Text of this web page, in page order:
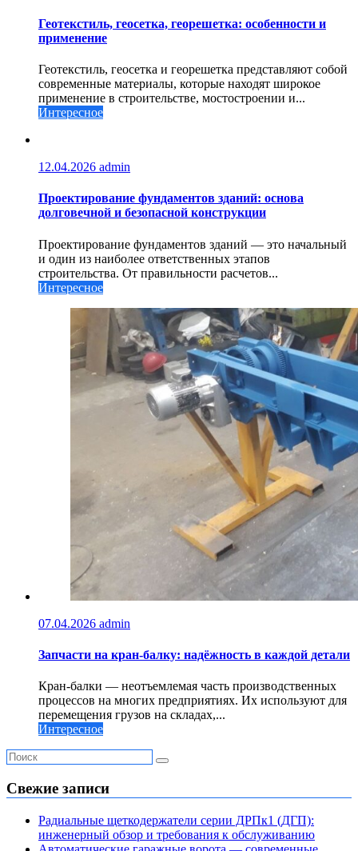
Геотекстиль, геосетка, георешетка: особенности и
применение
Геотекстиль, геосетка и георешетка представляют собой
современные материалы, которые находят широкое
применение в строительстве, мостостроении и...
Интересное
12.04.2026 admin
Проектирование фундаментов зданий: основа
долговечной и безопасной конструкции
Проектирование фундаментов зданий — это начальный
и один из наиболее ответственных этапов
строительства. От правильности расчетов...
Интересное
07.04.2026 admin
Запчасти на кран-балку: надёжность в каждой детали
Кран-балки — неотъемлемая часть производственных
процессов на многих предприятиях. Их используют для
перемещения грузов на складах,...
Интересное
Свежие записи
Радиальные щеткодержатели серии ДРПк1 (ДГП):
инженерный обзор и требования к обслуживанию